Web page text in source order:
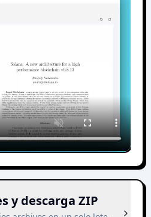
y descarga ZIP